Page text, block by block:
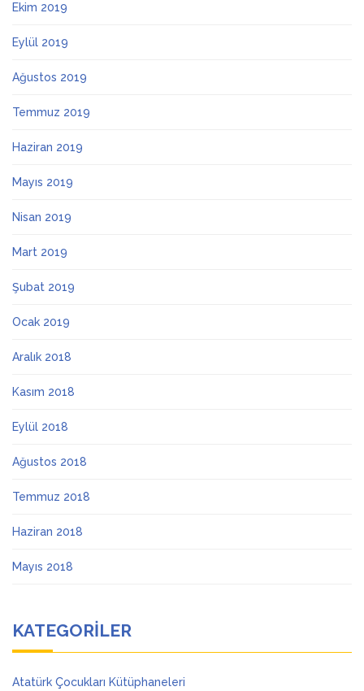
Ekim 2019
Eylül 2019
Ağustos 2019
Temmuz 2019
Haziran 2019
Mayıs 2019
Nisan 2019
Mart 2019
Şubat 2019
Ocak 2019
Aralık 2018
Kasım 2018
Eylül 2018
Ağustos 2018
Temmuz 2018
Haziran 2018
Mayıs 2018
KATEGORILER
Atatürk Çocukları Kütüphaneleri